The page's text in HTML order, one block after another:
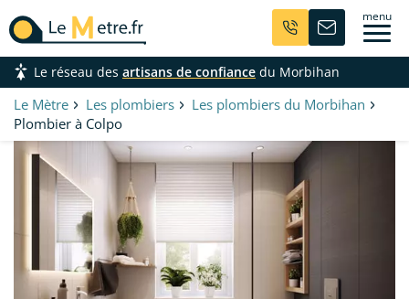
Aller
au
contenu
principal
menu
Le réseau des artisans de confiance du Morbihan
Le Mètre Les plombiers
Les plombiers du Morbihan
Plombier à Colpo